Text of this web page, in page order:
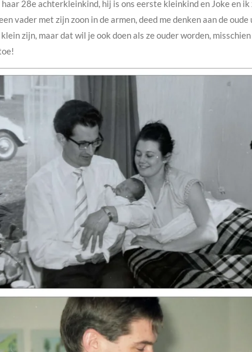
haar 28e achterkleinkind, hij is ons eerste kleinkind en Joke en ik
vader met zijn zoon in de armen, deed me denken aan de
klein zijn, maar dat wil je ook doen als ze ouder worden,